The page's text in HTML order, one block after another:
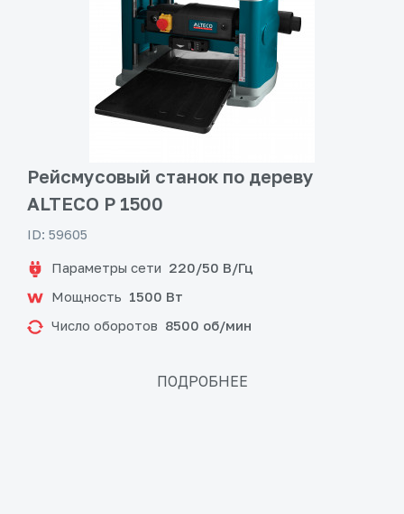
Рейсмусовый станок по дереву
ALTECO P 1500
ID: 59605
Параметры сети 220/50 В/Гц
Мощность 1500 Вт
Число оборотов 8500 об/мин
ПОДРОБНЕЕ